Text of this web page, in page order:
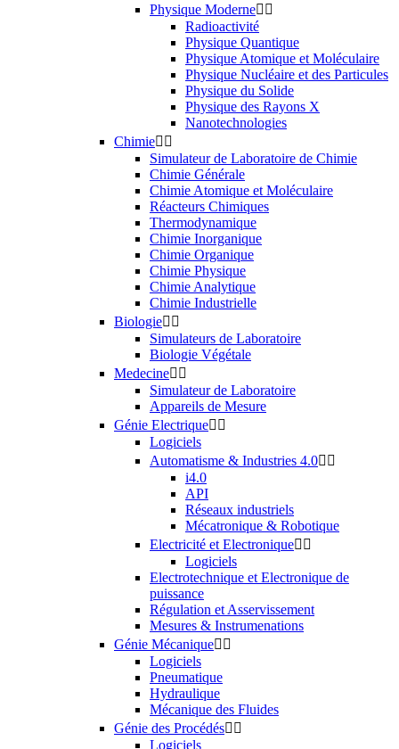
Physique Moderne 
Radioactivité
Physique Quantique
Physique Atomique et Moléculaire
Physique Nucléaire et des Particules
Physique du Solide
Physique des Rayons X
Nanotechnologies
Chimie 
Simulateur de Laboratoire de Chimie
Chimie Générale
Chimie Atomique et Moléculaire
Réacteurs Chimiques
Thermodynamique
Chimie Inorganique
Chimie Organique
Chimie Physique
Chimie Analytique
Chimie Industrielle
Biologie 
Simulateurs de Laboratoire
Biologie Végétale
Medecine 
Simulateur de Laboratoire
Appareils de Mesure
Génie Electrique 
Logiciels
Automatisme & Industries 4.0 
i4.0
API
Réseaux industriels
Mécatronique & Robotique
Electricité et Electronique 
Logiciels
Electrotechnique et Electronique de
puissance
Régulation et Asservissement
Mesures & Instrumenations
Génie Mécanique 
Logiciels
Pneumatique
Hydraulique
Mécanique des Fluides
Génie des Procédés 
Logiciels